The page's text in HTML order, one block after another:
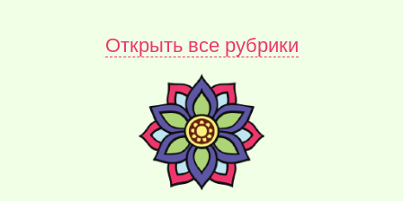
Открыть все рубрики